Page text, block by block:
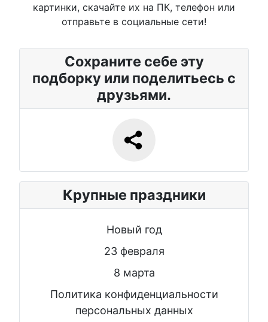
картинки, скачайте их на ПК, телефон или
отправьте в социальные сети!
Сохраните себе эту
подборку или поделитьесь с
друзьями.
Крупные праздники
Новый год
23 февраля
8 марта
Политика конфиденциальности
персональных данных